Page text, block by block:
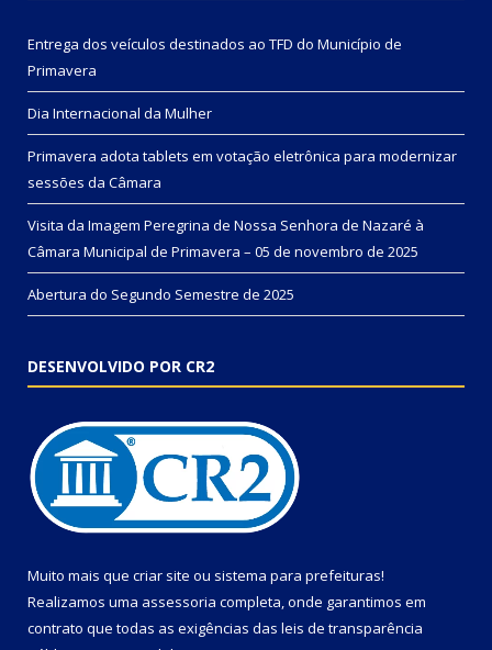
Entrega dos veículos destinados ao TFD do Município de
Primavera
Dia Internacional da Mulher
Primavera adota tablets em votação eletrônica para modernizar
sessões da Câmara
Visita da Imagem Peregrina de Nossa Senhora de Nazaré à
Câmara Municipal de Primavera – 05 de novembro de 2025
Abertura do Segundo Semestre de 2025
DESENVOLVIDO POR CR2
Muito mais que criar site ou sistema para prefeituras!
Realizamos uma assessoria completa, onde garantimos em
contrato que todas as exigências das leis de transparência